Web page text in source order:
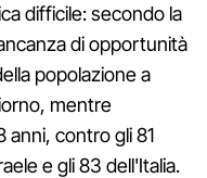
difficile: secondo la
di opportunità
popolazione a
mentre
anni, contro gli 81
e gli 83 dell'Italia.